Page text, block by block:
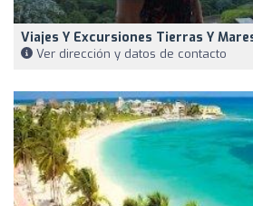
Viajes Y Excursiones Tierras Y
Ver dirección y datos de contacto